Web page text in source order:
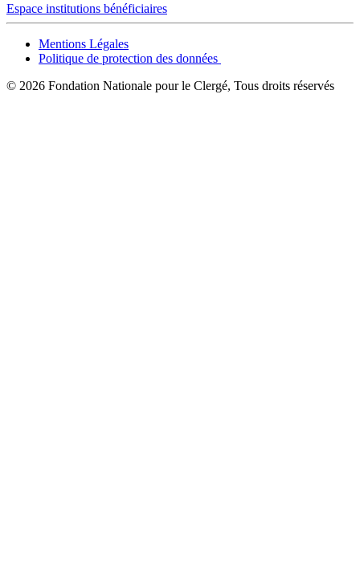
Espace institutions bénéficiaires
Mentions Légales
Politique de protection des données
© 2026 Fondation Nationale pour le Clergé, Tous droits réservés